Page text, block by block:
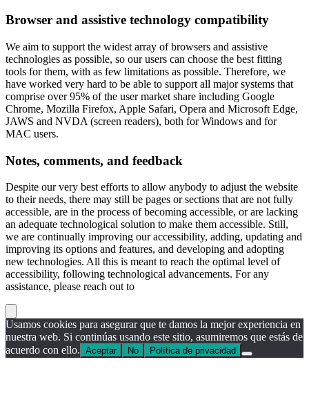
Browser and assistive technology compatibility
We aim to support the widest array of browsers and assistive
technologies as possible, so our users can choose the best fitting
tools for them, with as few limitations as possible. Therefore, we
have worked very hard to be able to support all major systems that
comprise over 95% of the user market share including Google
Chrome, Mozilla Firefox, Apple Safari, Opera and Microsoft Edge,
JAWS and NVDA (screen readers), both for Windows and for
MAC users.
Notes, comments, and feedback
Despite our very best efforts to allow anybody to adjust the website
to their needs, there may still be pages or sections that are not fully
accessible, are in the process of becoming accessible, or are lacking
an adequate technological solution to make them accessible. Still,
we are continually improving our accessibility, adding, updating and
improving its options and features, and developing and adopting
new technologies. All this is meant to reach the optimal level of
accessibility, following technological advancements. For any
assistance, please reach out to
Usamos cookies para asegurar que te damos la mejor experiencia en
nuestra web. Si continúas usando este sitio, asumiremos que estás de
acuerdo con ello. Aceptar No Política de privacidad